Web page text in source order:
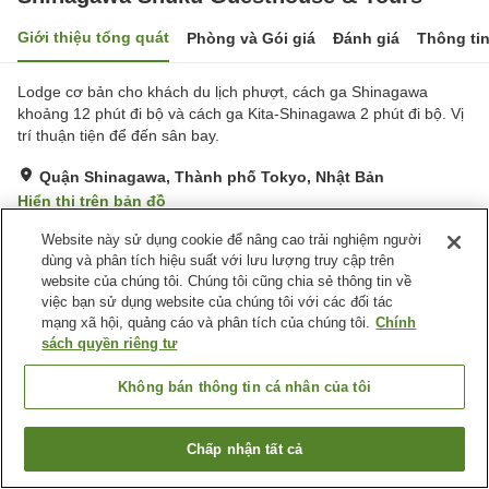
Giới thiệu tổng quát Phòng và Gói giá Đánh giá Thông
Lodge cơ bản cho khách du lịch phượt, cách ga Shinagawa
khoảng 12 phút đi bộ và cách ga Kita-Shinagawa 2 phút đi bộ. Vị
trí thuận tiện để đến sân bay.
Quận Shinagawa, Thành phố Tokyo, Nhật Bản
Hiển thị trên bản đồ
Rất tốt Đánh giá:9lượt
Tiện nghi chỗ nghỉ
Phòng đa năng Giặt ủi có phí
Nhật Bản Thành phố Tokyo
Quận Shinagawa
Shinagawa Shuku Guesthouse & Tours
Tìm phòng trống
Website này sử dụng cookie để nâng cao trải nghiệm người
dùng và phân tích hiệu suất với lưu lượng truy cập trên
website của chúng tôi. Chúng tôi cũng chia sẻ thông tin về
việc bạn sử dụng website của chúng tôi với các đối tác
mạng xã hội, quảng cáo và phân tích của chúng tôi. Chính
sách quyền riêng tư
Không bán thông tin cá nhân của tôi
Chấp nhận tất cả